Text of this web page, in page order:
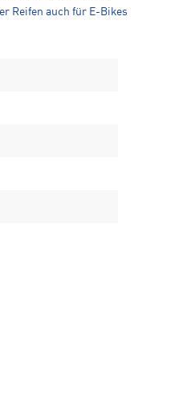
Reifen auch für E-Bikes